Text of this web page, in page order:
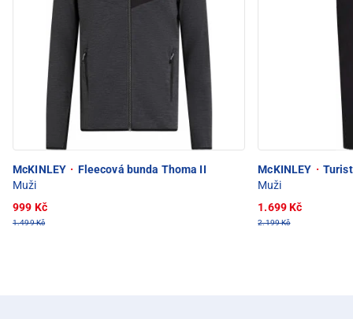
McKINLEY · Fleecová bunda Thoma II
Muži
999 Kč
1.499 Kč
McKINLEY ·
Muži
1.699 Kč
2.199 Kč